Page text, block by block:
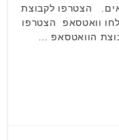
הצטרפו לקבוצת
וואטסאפ הצטרפו
הוואטסאפ …